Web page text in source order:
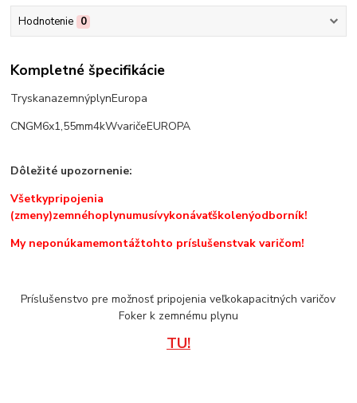
Hodnotenie 0
Kompletné špecifikácie
TryskanazemnýplynEuropa
CNGM6x1,55mm4kWvaričeEUROPA
Dôležité upozornenie:
Všetkypripojenia
(zmeny)zemnéhoplynumusívykonávaťškolenýodborník!
My neponúkamemontážtohto príslušenstvak varičom!
Príslušenstvo pre možnosť pripojenia veľkokapacitných varičov
Foker k zemnému plynu
TU!